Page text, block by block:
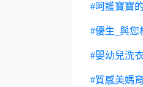
#呵護寶寶
#優生_與您
#嬰幼兒洗
#質感美媽